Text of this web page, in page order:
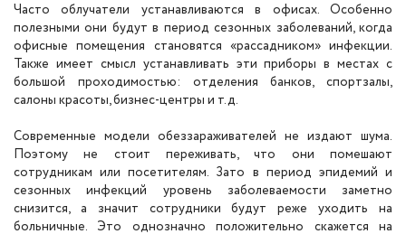
Часто облучатели устанавливаются в офисах. Особенно
полезными они будут в период сезонных заболеваний, когда
офисные помещения становятся «рассадником» инфекции.
Также имеет смысл устанавливать эти приборы в местах с
большой проходимостью: отделения банков, спортзалы,
салоны красоты, бизнес-центры и т.д.
Современные модели обеззараживателей не издают шума.
Поэтому не стоит переживать, что они помешают
сотрудникам или посетителям. Зато в период эпидемий и
сезонных инфекций уровень заболеваемости заметно
снизится, а значит сотрудники будут реже уходить на
больничные. Это однозначно положительно скажется на